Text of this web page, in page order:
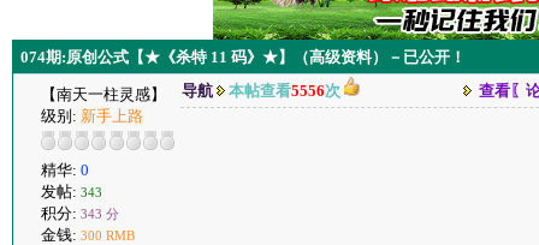
074期:原创公式【★《杀特 11 码》★】（高级资料）－已公开！
【南天一柱灵感】
级别: 新手上路
精华: 0
发帖: 343
积分: 343 分
金钱: 300 RMB
导航 本帖查看5556次 查看〖